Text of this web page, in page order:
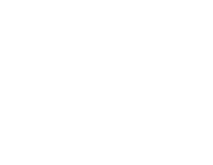
分 5 分），共 9 条评价